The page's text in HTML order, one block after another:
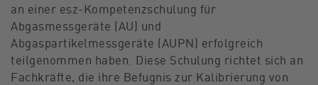
an einer esz-Kompetenzschulung für
Abgasmessgeräte (AU) und
Abgaspartikelmessgeräte (AUPN) erfolgreich
teilgenommen haben. Diese Schulung richtet sich an
Fachkräfte, die ihre Befugnis zur Kalibrierung von